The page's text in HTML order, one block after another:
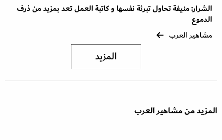
الشرار: منيفة تحاول تبرئة نفسها و كاتبة العمل تعد بمزيد من ذرف
الدموع
مشاهير العرب
المزيد
المزيد من مشاهير العرب